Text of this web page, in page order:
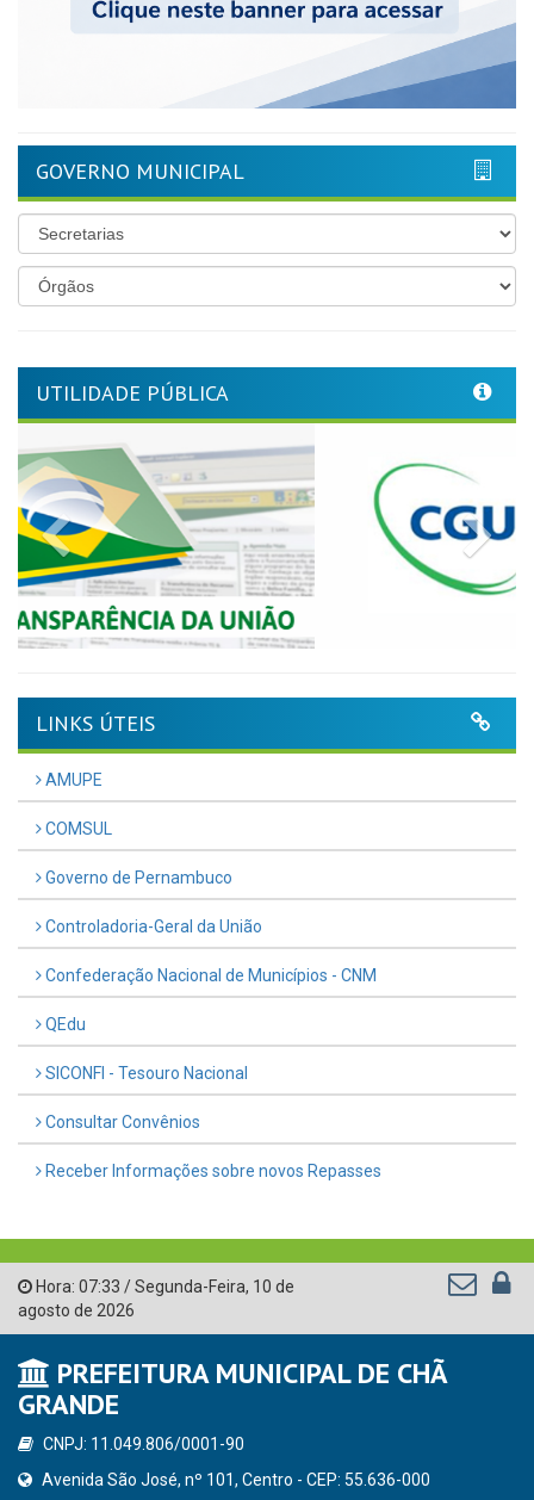
GOVERNO MUNICIPAL
UTILIDADE PÚBLICA
Previous
LINKS ÚTEIS
AMUPE
COMSUL
Governo de Pernambuco
Controladoria-Geral da União
Confederação Nacional de Municípios - CNM
QEdu
SICONFI - Tesouro Nacional
Consultar Convênios
Receber Informações sobre novos Repasses
Hora: 07:33 /Segunda-Feira, 10 de
agosto de 2026
PREFEITURA MUNICIPAL DE CHÃ
GRANDE
CNPJ: 11.049.806/0001-90
Avenida São José, nº 101, Centro - CEP: 55.636-000